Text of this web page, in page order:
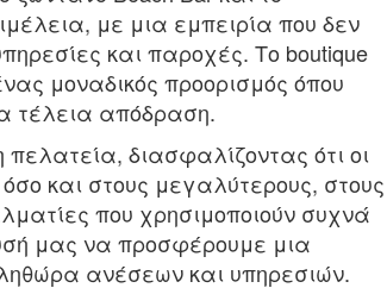
με μια εμπειρία που δεν
και παροχές. Το boutique
μοναδικός προορισμός όπου
τέλεια απόδραση.
διασφαλίζοντας ότι οι
και στους μεγαλύτερους, στους
που χρησιμοποιούν συχνά
μας να προσφέρουμε μια
ανέσεων και υπηρεσιών.